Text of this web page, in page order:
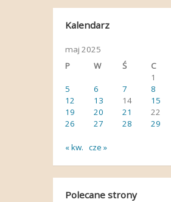
Kalendarz
maj 2025
P
W Ś C
1
5
6 7 8
12
13 14 15
19
20 21 22
26
27 28 29
« kw. cze »
Polecane strony